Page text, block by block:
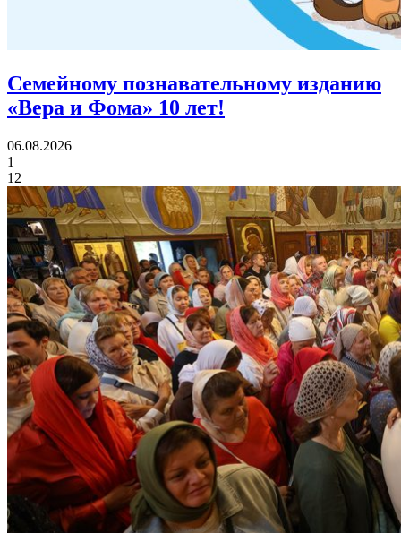
Семейному познавательному изданию
«Вера и Фома» 10 лет!
06.08.2026
1
12